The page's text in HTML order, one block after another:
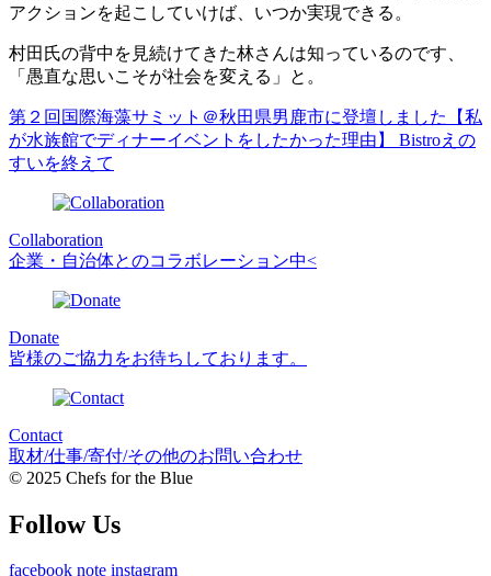
アクションを起こしていけば、いつか実現できる。
村田氏の背中を見続けてきた林さんは知っているのです、
「愚直な思いこそが社会を変える」と。
第２回国際海藻サミット＠秋田県男鹿市に登壇しました
【私
が水族館でディナーイベントをしたかった理由】 Bistroえの
すいを終えて
Collaboration
企業・自治体とのコラボレーション中<
Donate
皆様のご協力をお待ちしております。
Contact
取材/仕事/寄付/その他のお問い合わせ
© 2025 Chefs for the Blue
Follow Us
facebook note instagram